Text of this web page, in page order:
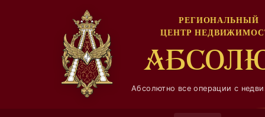
РЕГИОНАЛЬНЫЙ
ЦЕНТР
Абсолютно все операции с